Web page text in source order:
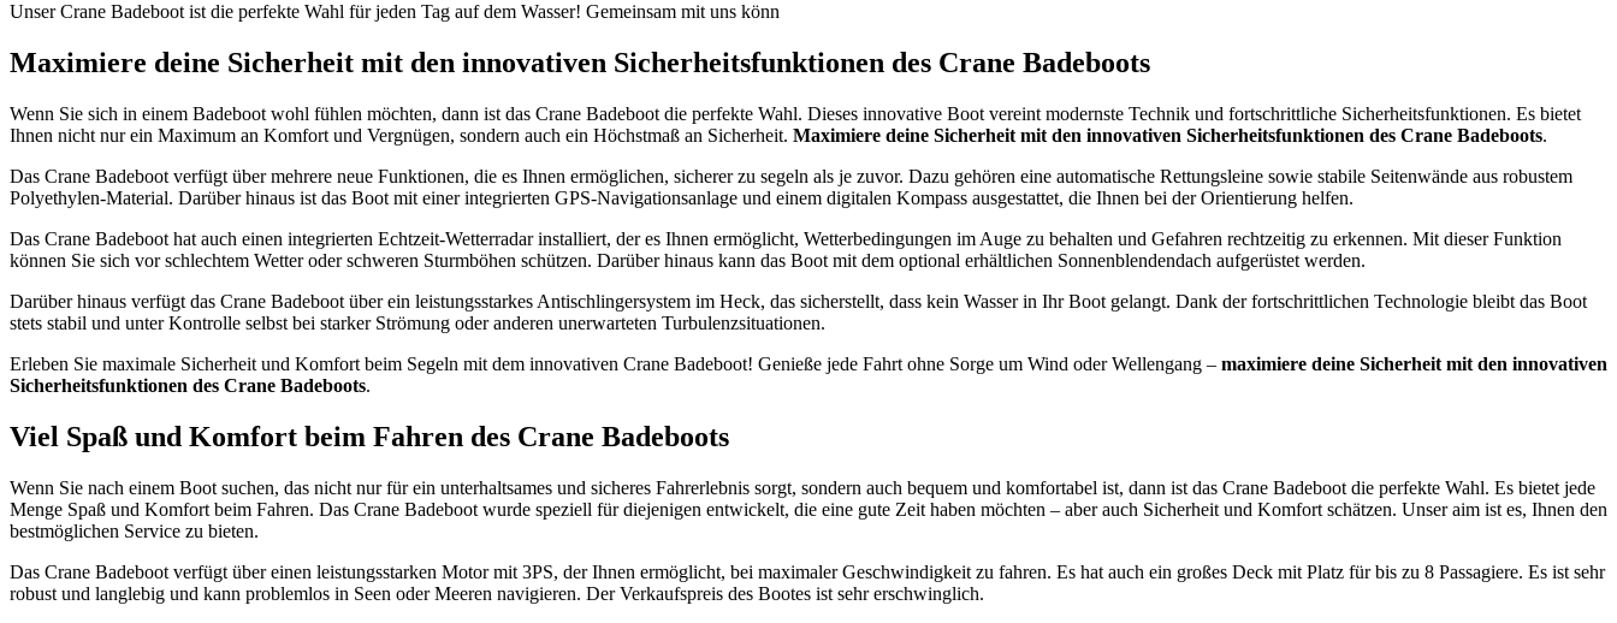
Unser Crane Badeboot ist die perfekte Wahl für jeden Tag auf dem Wasser! Gemeinsam mit uns könn
Maximiere deine Sicherheit mit den innovativen Sicherheitsfunktionen des Crane Badeboots
Wenn Sie sich in einem Badeboot wohl fühlen möchten, dann ist das Crane Badeboot die perfekte Wahl. Dieses innovative Boot vereint modernste Technik und fortschrittliche Sicherheitsfunktionen. Es bietet
Ihnen nicht nur ein Maximum an Komfort und Vergnügen, sondern auch ein Höchstmaß an Sicherheit. Maximiere deine Sicherheit mit den innovativen Sicherheitsfunktionen des Crane Badeboots.
Das Crane Badeboot verfügt über mehrere neue Funktionen, die es Ihnen ermöglichen, sicherer zu segeln als je zuvor. Dazu gehören eine automatische Rettungsleine sowie stabile Seitenwände aus robustem
Polyethylen-Material. Darüber hinaus ist das Boot mit einer integrierten GPS-Navigationsanlage und einem digitalen Kompass ausgestattet, die Ihnen bei der Orientierung helfen.
Das Crane Badeboot hat auch einen integrierten Echtzeit-Wetterradar installiert, der es Ihnen ermöglicht, Wetterbedingungen im Auge zu behalten und Gefahren rechtzeitig zu erkennen. Mit dieser Funktion
können Sie sich vor schlechtem Wetter oder schweren Sturmböhen schützen. Darüber hinaus kann das Boot mit dem optional erhältlichen Sonnenblendendach aufgerüstet werden.
Darüber hinaus verfügt das Crane Badeboot über ein leistungsstarkes Antischlingersystem im Heck, das sicherstellt, dass kein Wasser in Ihr Boot gelangt. Dank der fortschrittlichen Technologie bleibt das Boot
stets stabil und unter Kontrolle selbst bei starker Strömung oder anderen unerwarteten Turbulenzsituationen.
Erleben Sie maximale Sicherheit und Komfort beim Segeln mit dem innovativen Crane Badeboot! Genieße jede Fahrt ohne Sorge um Wind oder Wellengang – maximiere deine Sicherheit mit den innovativen
Sicherheitsfunktionen des Crane Badeboots.
Viel Spaß und Komfort beim Fahren des Crane Badeboots
Wenn Sie nach einem Boot suchen, das nicht nur für ein unterhaltsames und sicheres Fahrerlebnis sorgt, sondern auch bequem und komfortabel ist, dann ist das Crane Badeboot die perfekte Wahl. Es bietet jede
Menge Spaß und Komfort beim Fahren. Das Crane Badeboot wurde speziell für diejenigen entwickelt, die eine gute Zeit haben möchten – aber auch Sicherheit und Komfort schätzen. Unser aim ist es, Ihnen den
bestmöglichen Service zu bieten.
Das Crane Badeboot verfügt über einen leistungsstarken Motor mit 3PS, der Ihnen ermöglicht, bei maximaler Geschwindigkeit zu fahren. Es hat auch ein großes Deck mit Platz für bis zu 8 Passagiere. Es ist sehr
robust und langlebig und kann problemlos in Seen oder Meeren navigieren. Der Verkaufspreis des Bootes ist sehr erschwinglich.